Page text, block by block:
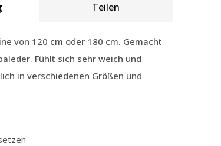
Teilen
von 120 cm oder 180 cm. Gemacht
Fühlt sich sehr weich und
in verschiedenen Größen und